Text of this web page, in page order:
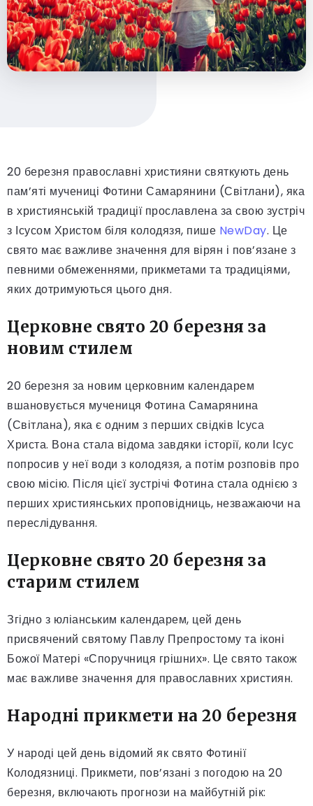
20 березня православні християни святкують день
пам’яті мучениці Фотини Самарянини (Світлани), яка
в християнській традиції прославлена за свою зустріч
з Ісусом Христом біля колодязя, пише NewDay. Це
свято має важливе значення для вірян і пов’язане з
певними обмеженнями, прикметами та традиціями,
яких дотримуються цього дня.
Церковне свято 20 березня за
новим стилем
20 березня за новим церковним календарем
вшановується мучениця Фотина Самарянина
(Світлана), яка є одним з перших свідків Ісуса
Христа. Вона стала відома завдяки історії, коли Ісус
попросив у неї води з колодязя, а потім розповів про
свою місію. Після цієї зустрічі Фотина стала однією з
перших християнських проповідниць, незважаючи на
переслідування.
Церковне свято 20 березня за
старим стилем
Згідно з юліанським календарем, цей день
присвячений святому Павлу Препростому та іконі
Божої Матері «Споручниця грішних». Це свято також
має важливе значення для православних християн.
Народні прикмети на 20 березня
У народі цей день відомий як свято Фотинії
Колодязниці. Прикмети, пов’язані з погодою на 20
березня, включають прогнози на майбутній рік: